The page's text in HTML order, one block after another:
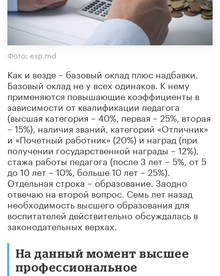
Фото: esp.md
Как и везде – базовый оклад плюс надбавки.
Базовый оклад не у всех одинаков. К нему
применяются повышающие коэффициенты в
зависимости от квалификации педагога
(высшая категория – 40%, первая – 25%, вторая
– 15%), наличия званий, категорий «Отличник»
и «Почетный работник» (20%) и наград (при
получении государственной награды – 12%),
стажа работы педагога (после 3 лет – 5%, от 5
до 10 лет – 10%, больше 10 лет – 25%).
Отдельная строка – образование. Заодно
отвечаю на второй вопрос. Семь лет назад
необходимость высшего образования для
воспитателей действительно обсуждалась в
законодательных верхах.
На данный момент высшее
профессиональное